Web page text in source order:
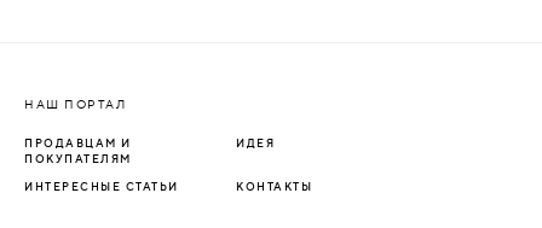
НАШ ПОРТАЛ
ПРОДАВЦАМ И
ПОКУПАТЕЛЯМ
ИДЕЯ
ИНТЕРЕСНЫЕ СТАТЬИ КОНТАКТЫ